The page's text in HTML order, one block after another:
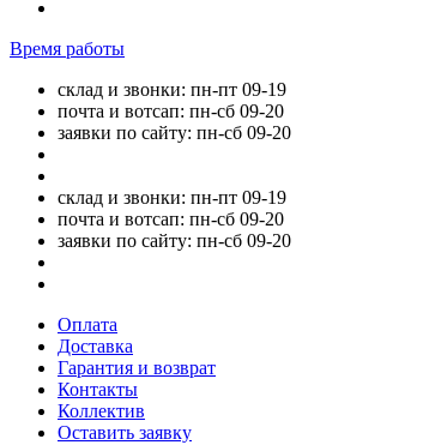
Время работы
склад и звонки: пн-пт 09-19
почта и вотсап: пн-сб 09-20
заявки по сайту: пн-сб 09-20
склад и звонки: пн-пт 09-19
почта и вотсап: пн-сб 09-20
заявки по сайту: пн-сб 09-20
Оплата
Доставка
Гарантия и возврат
Контакты
Коллектив
Оставить заявку